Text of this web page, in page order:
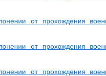
от прохождения
от прохождения
от прохождения